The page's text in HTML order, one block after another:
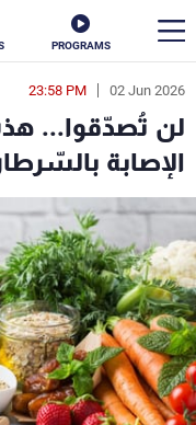
PROGRAMS
02 Jun 2026
23:58 PM
لن تُصدّقوا...
الإصابة
en
الأخبار
سياسة
إقتصاد
منوعات
كأس العالم